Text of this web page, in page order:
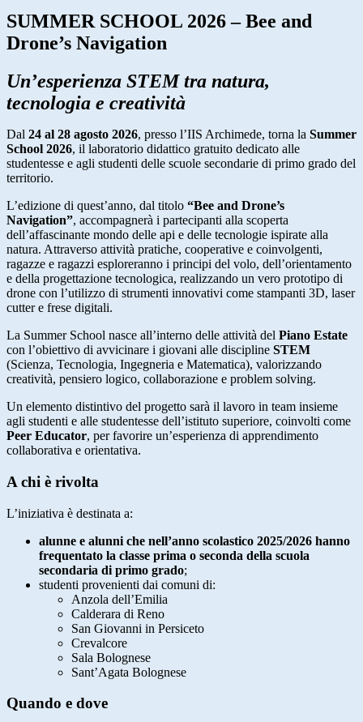
SUMMER SCHOOL 2026 – Bee and
Drone’s Navigation
Un’esperienza STEM tra natura,
tecnologia e creatività
Dal 24 al 28 agosto 2026, presso l’IIS Archimede, torna la Summer
School 2026, il laboratorio didattico gratuito dedicato alle
studentesse e agli studenti delle scuole secondarie di primo grado del
territorio.
L’edizione di quest’anno, dal titolo “Bee and Drone’s
Navigation”, accompagnerà i partecipanti alla scoperta
dell’affascinante mondo delle api e delle tecnologie ispirate alla
natura. Attraverso attività pratiche, cooperative e coinvolgenti,
ragazze e ragazzi esploreranno i principi del volo, dell’orientamento
e della progettazione tecnologica, realizzando un vero prototipo di
drone con l’utilizzo di strumenti innovativi come stampanti 3D, laser
cutter e frese digitali.
La Summer School nasce all’interno delle attività del Piano Estate
con l’obiettivo di avvicinare i giovani alle discipline STEM
(Scienza, Tecnologia, Ingegneria e Matematica), valorizzando
creatività, pensiero logico, collaborazione e problem solving.
Un elemento distintivo del progetto sarà il lavoro in team insieme
agli studenti e alle studentesse dell’istituto superiore, coinvolti come
Peer Educator, per favorire un’esperienza di apprendimento
collaborativa e orientativa.
A chi è rivolta
L’iniziativa è destinata a:
alunne e alunni che nell’anno scolastico 2025/2026 hanno
frequentato la classe prima o seconda della scuola
secondaria di primo grado;
studenti provenienti dai comuni di:
Anzola dell’Emilia
Calderara di Reno
San Giovanni in Persiceto
Crevalcore
Sala Bolognese
Sant’Agata Bolognese
Quando e dove